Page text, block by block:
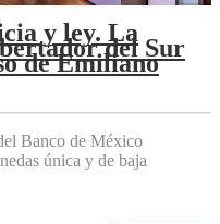
y ley. La
del Sur
de Emiliano
Banco de México
única y de baja